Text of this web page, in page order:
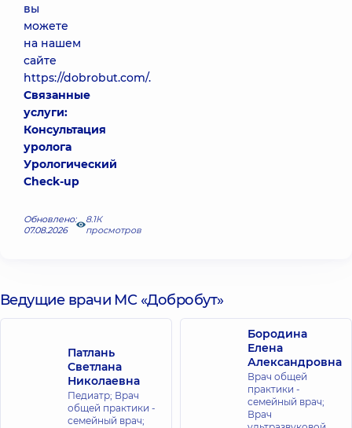
вы
можете
на нашем
сайте
https://dobrobut.com/.
Связанные
услуги:
Консультация
уролога
Урологический
Check-up
Обновлено:
07.08.2026
8.1К
просмотров
Ведущие врачи МС «Добробут»
Патлань
Светлана
Николаевна
Педиатр; Врач
общей практики -
семейный врач;
Бородина
Елена
Александровна
Врач общей
практики -
семейный врач;
Врач